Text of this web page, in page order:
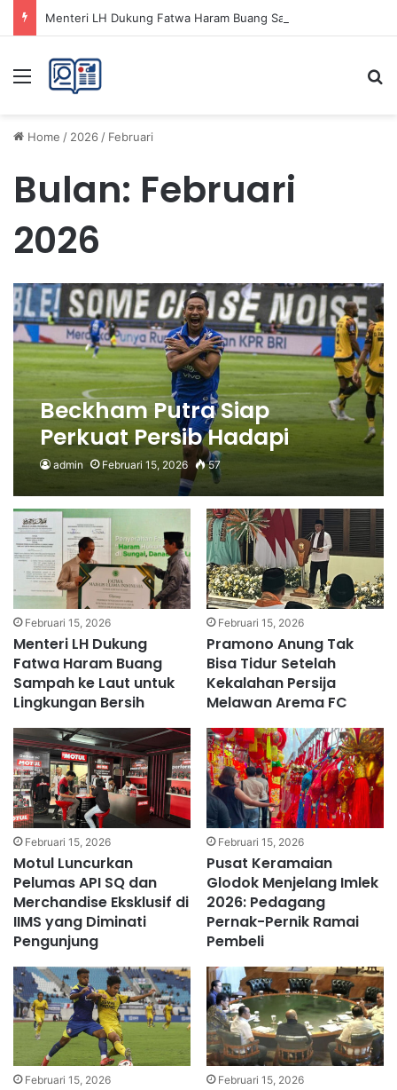
Menu
Home / 2026 / Februari
Bulan: Februari
2026
Beckham Putra Siap
Perkuat Persib Hadapi
Ratchaburi di AFC
Champions League II Leg
Kedua
admin Februari 15, 2026 57
Februari 15, 2026
Menteri LH Dukung
Fatwa Haram Buang
Sampah ke Laut untuk
Lingkungan Bersih
Februari 15, 2026
Pramono Anung Tak
Bisa Tidur Setelah
Kekalahan Persija
Melawan Arema FC
Februari 15, 2026
Motul Luncurkan
Pelumas API SQ dan
Merchandise Eksklusif di
IIMS yang Diminati
Pengunjung
Februari 15, 2026
Pusat Keramaian
Glodok Menjelang Imlek
2026: Pedagang
Pernak-Pernik Ramai
Pembeli
Februari 15, 2026 Februari 15, 2026